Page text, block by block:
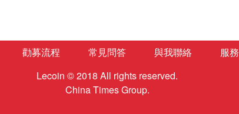
勸募流程 常見問答 與我聯絡
服
Lecoin © 2018 All rights reserved.
China Times Group.